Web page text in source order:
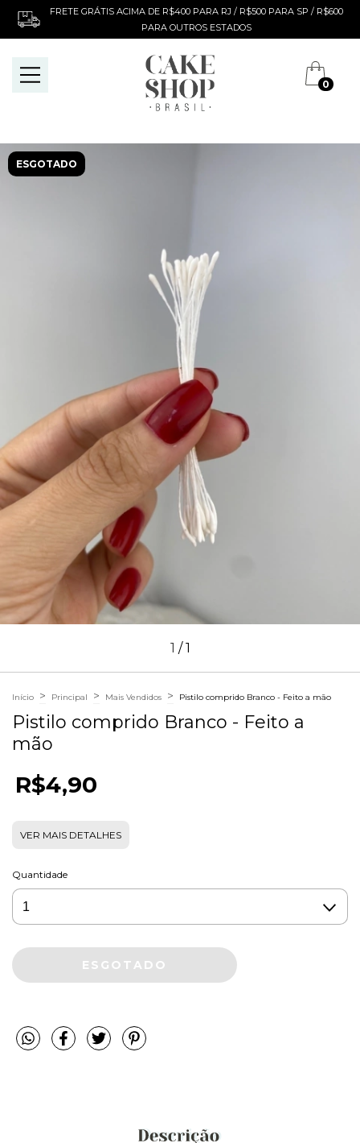
FRETE GRÁTIS ACIMA DE R$400 PARA RJ / R$500 PARA SP / R$600
PARA OUTROS ESTADOS
0
ESGOTADO
1 /1
Início > Principal > Mais Vendidos > Pistilo comprido Branco - Feito a mão
Pistilo comprido Branco - Feito a
mão
R$4,90
VER MAIS DETALHES
Quantidade